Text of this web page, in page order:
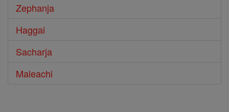
Zephanja
Haggai
Sacharja
Maleachi